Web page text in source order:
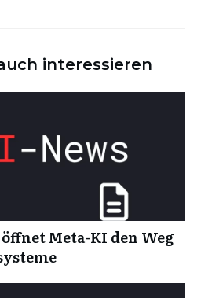
interessieren
Meta-KI den Weg